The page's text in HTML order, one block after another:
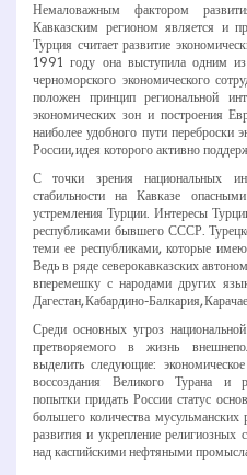
Немаловажным фактором
Кавказским регионом является и
Турция считает развитие
1991 году она выступила одним из
черноморского экономического
положен принцип региональной
экономических зон и построения
наиболее удобного пути переброски
России, идея которого активно
С точки зрения национальных
стабильности на Кавказе
устремления Турции. Интересы
республиками бывшего СССР.
теми ее республиками, которые
Ведь в ряде северокавказских
вперемешку с народами других
Дагестан, Кабардино-­Балкария,
Среди основных угроз
претворяемого в жизнь
выделить следующие:
воссоздания Великого Турана и
попытки придать России статус
большего количества
развития и укрепление религиозных
над каспийскими нефтяными